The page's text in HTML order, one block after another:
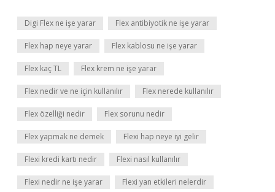
Digi Flex ne işe yarar Flex antibiyotik ne işe yarar
Flex hap neye yarar Flex kablosu ne işe yarar
Flex kaç TL Flex krem ne işe yarar
Flex nedir ve ne için kullanılır Flex nerede kullanılır
Flex özelliği nedir Flex sorunu nedir
Flex yapmak ne demek Flexi hap neye iyi gelir
Flexi kredi kartı nedir Flexi nasıl kullanılır
Flexi nedir ne işe yarar Flexi yan etkileri nelerdir